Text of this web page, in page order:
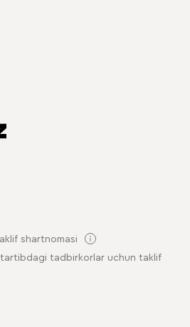
shartnomasi
tartibdagi tadbirkorlar uchun taklif